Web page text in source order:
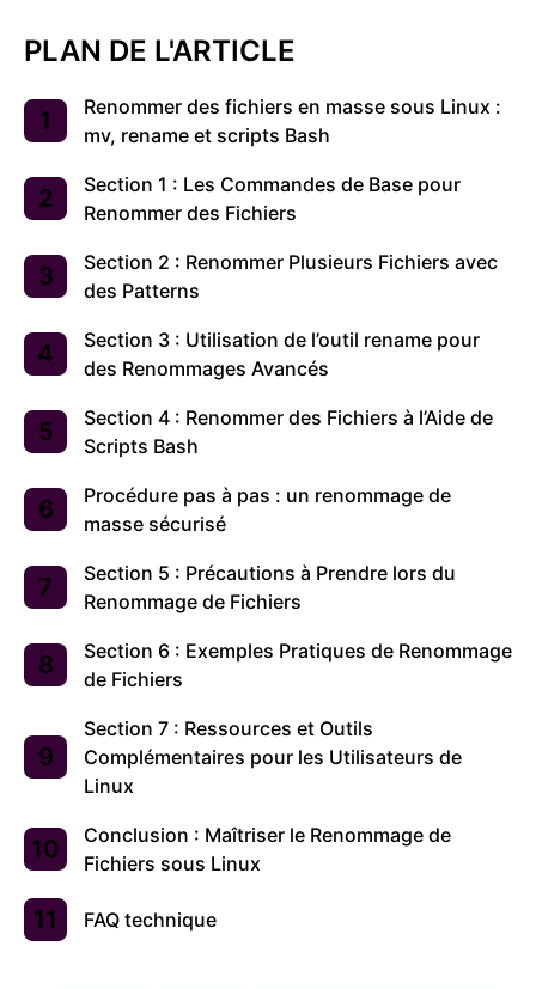
PLAN DE L'ARTICLE
Renommer des fichiers en masse sous Linux :
mv, rename et scripts Bash
Section 1 : Les Commandes de Base pour
Renommer des Fichiers
Section 2 : Renommer Plusieurs Fichiers avec
des Patterns
Section 3 : Utilisation de l’outil rename pour
des Renommages Avancés
Section 4 : Renommer des Fichiers à l’Aide de
Scripts Bash
Procédure pas à pas : un renommage de
masse sécurisé
Section 5 : Précautions à Prendre lors du
Renommage de Fichiers
Section 6 : Exemples Pratiques de Renommage
de Fichiers
Section 7 : Ressources et Outils
Complémentaires pour les Utilisateurs de
Linux
Conclusion : Maîtriser le Renommage de
Fichiers sous Linux
FAQ technique